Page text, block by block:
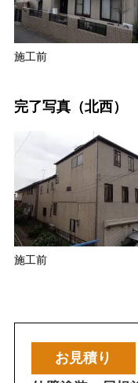
施工前
完了写真（北西）
施工前
お見積り